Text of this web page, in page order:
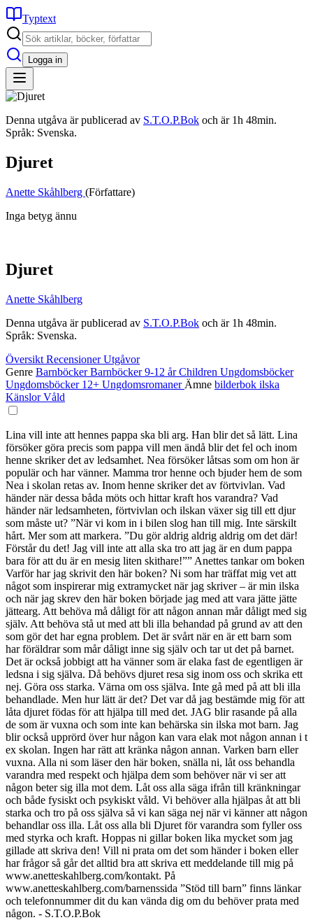
Typtext
Logga in
Denna utgåva är publicerad av S.T.O.P.Bok och är 1h 48min.
Språk: Svenska.
Djuret
Anette Skåhlberg (Författare)
Inga betyg ännu
Djuret
Anette Skåhlberg
Denna utgåva är publicerad av S.T.O.P.Bok och är 1h 48min.
Språk: Svenska.
Översikt RecensionerUtgåvor
Genre BarnböckerBarnböcker 9-12 årChildren Ungdomsböcker
Ungdomsböcker 12+ Ungdomsromaner Ämne bilderbok ilska
KänslorVåld
Lina vill inte att hennes pappa ska bli arg. Han blir det så lätt. Lina
försöker göra precis som pappa vill men ändå blir det fel och inom
henne skriker det av ledsamhet. Nea försöker låtsas som om hon är
populär och har vänner. Mamma tror henne och bjuder hem de som
Nea i skolan retas av. Inom henne skriker det av förtvivlan. Vad
händer när dessa båda möts och hittar kraft hos varandra? Vad
händer när ledsamheten, förtvivlan och ilskan växer sig till ett djur
som måste ut? ”När vi kom in i bilen slog han till mig. Inte särskilt
hårt. Mer som att markera. ”Du gör aldrig aldrig aldrig om det där!
Förstår du det! Jag vill inte att alla ska tro att jag är en dum pappa
bara för att du är en mesig liten skithare!”” Anettes tankar om boken
Varför har jag skrivit den här boken? Ni som har träffat mig vet att
något som inspirerar mig extramycket när jag skriver – är min ilska
och när jag skrev den här boken började jag med att vara jätte jätte
jättearg. Att behöva må dåligt för att någon annan mår dåligt med sig
själv. Att behöva stå ut med att bli illa behandad på grund av att den
som gör det har egna problem. Det är svårt när en är ett barn som
har föräldrar som mår dåligt inne sig själv och tar ut det på barnet.
Det är också jobbigt att ha vänner som är elaka fast de egentligen är
ledsna i sig själva. Då behövs djuret resa sig inom oss och skrika ett
nej. Göra oss starka. Värna om oss själva. Inte gå med på att bli illa
behandlade. Men hur lätt är det? Det var då jag bestämde mig för att
låta djuret födas för att hjälpa till med det. JAG blir rasande på alla
de som är vuxna och som inte kan behärska sin ilska mot barn. Jag
blir också upprörd över hur någon kan vara elak mot någon annan i t
ex skolan. Ingen har rätt att kränka någon annan. Varken barn eller
vuxna. Alla ni som läser den här boken, snälla ni, låt oss behandla
varandra med respekt och hjälpa dem som behöver när vi ser att
någon beter sig illa mot dem. Låt oss alla säga ifrån till kränkningar
och både fysiskt och psykiskt våld. Vi behöver alla hjälpas åt att bli
starka och tro på oss själva så vi kan säga nej när vi känner att någon
behandlar oss illa. Låt oss alla bli Djuret för varandra som fyller oss
med styrka och kraft. Hoppas ni gillar boken lika mycket som jag
gillade att skriva den! Vill ni prata om det som händer i boken eller
har frågor så går det alltid bra att skriva ett meddelande till mig på
www.anetteskahlberg.com/kontakt. På
www.anetteskahlberg.com/barnenssida ”Stöd till barn” finns länkar
och telefonnummer dit du kan vända dig om du behöver prata med
någon. - S.T.O.P.Bok